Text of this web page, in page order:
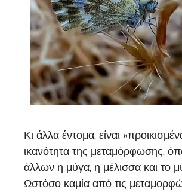
Κι άλλα έντομα, είναι
ικανότητα της μεταμόρφωσης,
άλλων η μύγα, η μέλισσα και το
Ωστόσο καμία από τις